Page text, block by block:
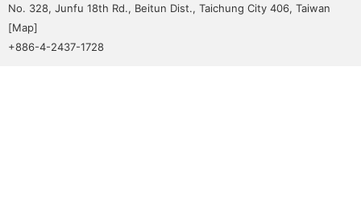
No. 328, Junfu 18th Rd., Beitun Dist., Taichung City 406, Taiwan
[Map]
+886-4-2437-1728